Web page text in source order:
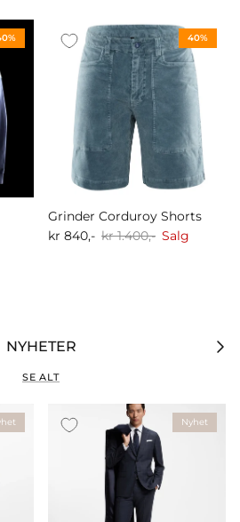
40%
Grinder Corduroy Shorts
kr 840,- kr 1.400,- Salg
NYHETER
SE ALT
Nyhet